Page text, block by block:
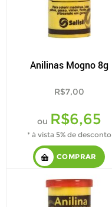
Anilinas Mogno 8g
R$7,00
ou R$6,65
* à vista 5% de desconto
COMPRAR